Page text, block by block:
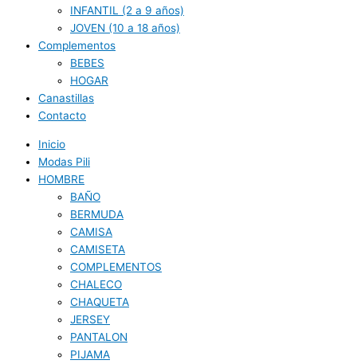
INFANTIL (2 a 9 años)
JOVEN (10 a 18 años)
Complementos
BEBES
HOGAR
Canastillas
Contacto
Inicio
Modas Pili
HOMBRE
BAÑO
BERMUDA
CAMISA
CAMISETA
COMPLEMENTOS
CHALECO
CHAQUETA
JERSEY
PANTALON
PIJAMA